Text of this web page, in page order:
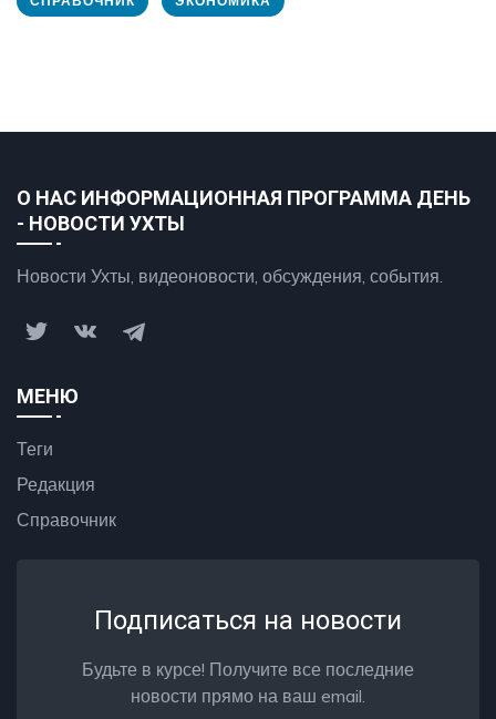
О НАС ИНФОРМАЦИОННАЯ ПРОГРАММА ДЕНЬ
- НОВОСТИ УХТЫ
Новости Ухты, видеоновости, обсуждения, события.
МЕНЮ
Теги
Редакция
Справочник
Подписаться на новости
Будьте в курсе! Получите все последние
новости прямо на ваш email.